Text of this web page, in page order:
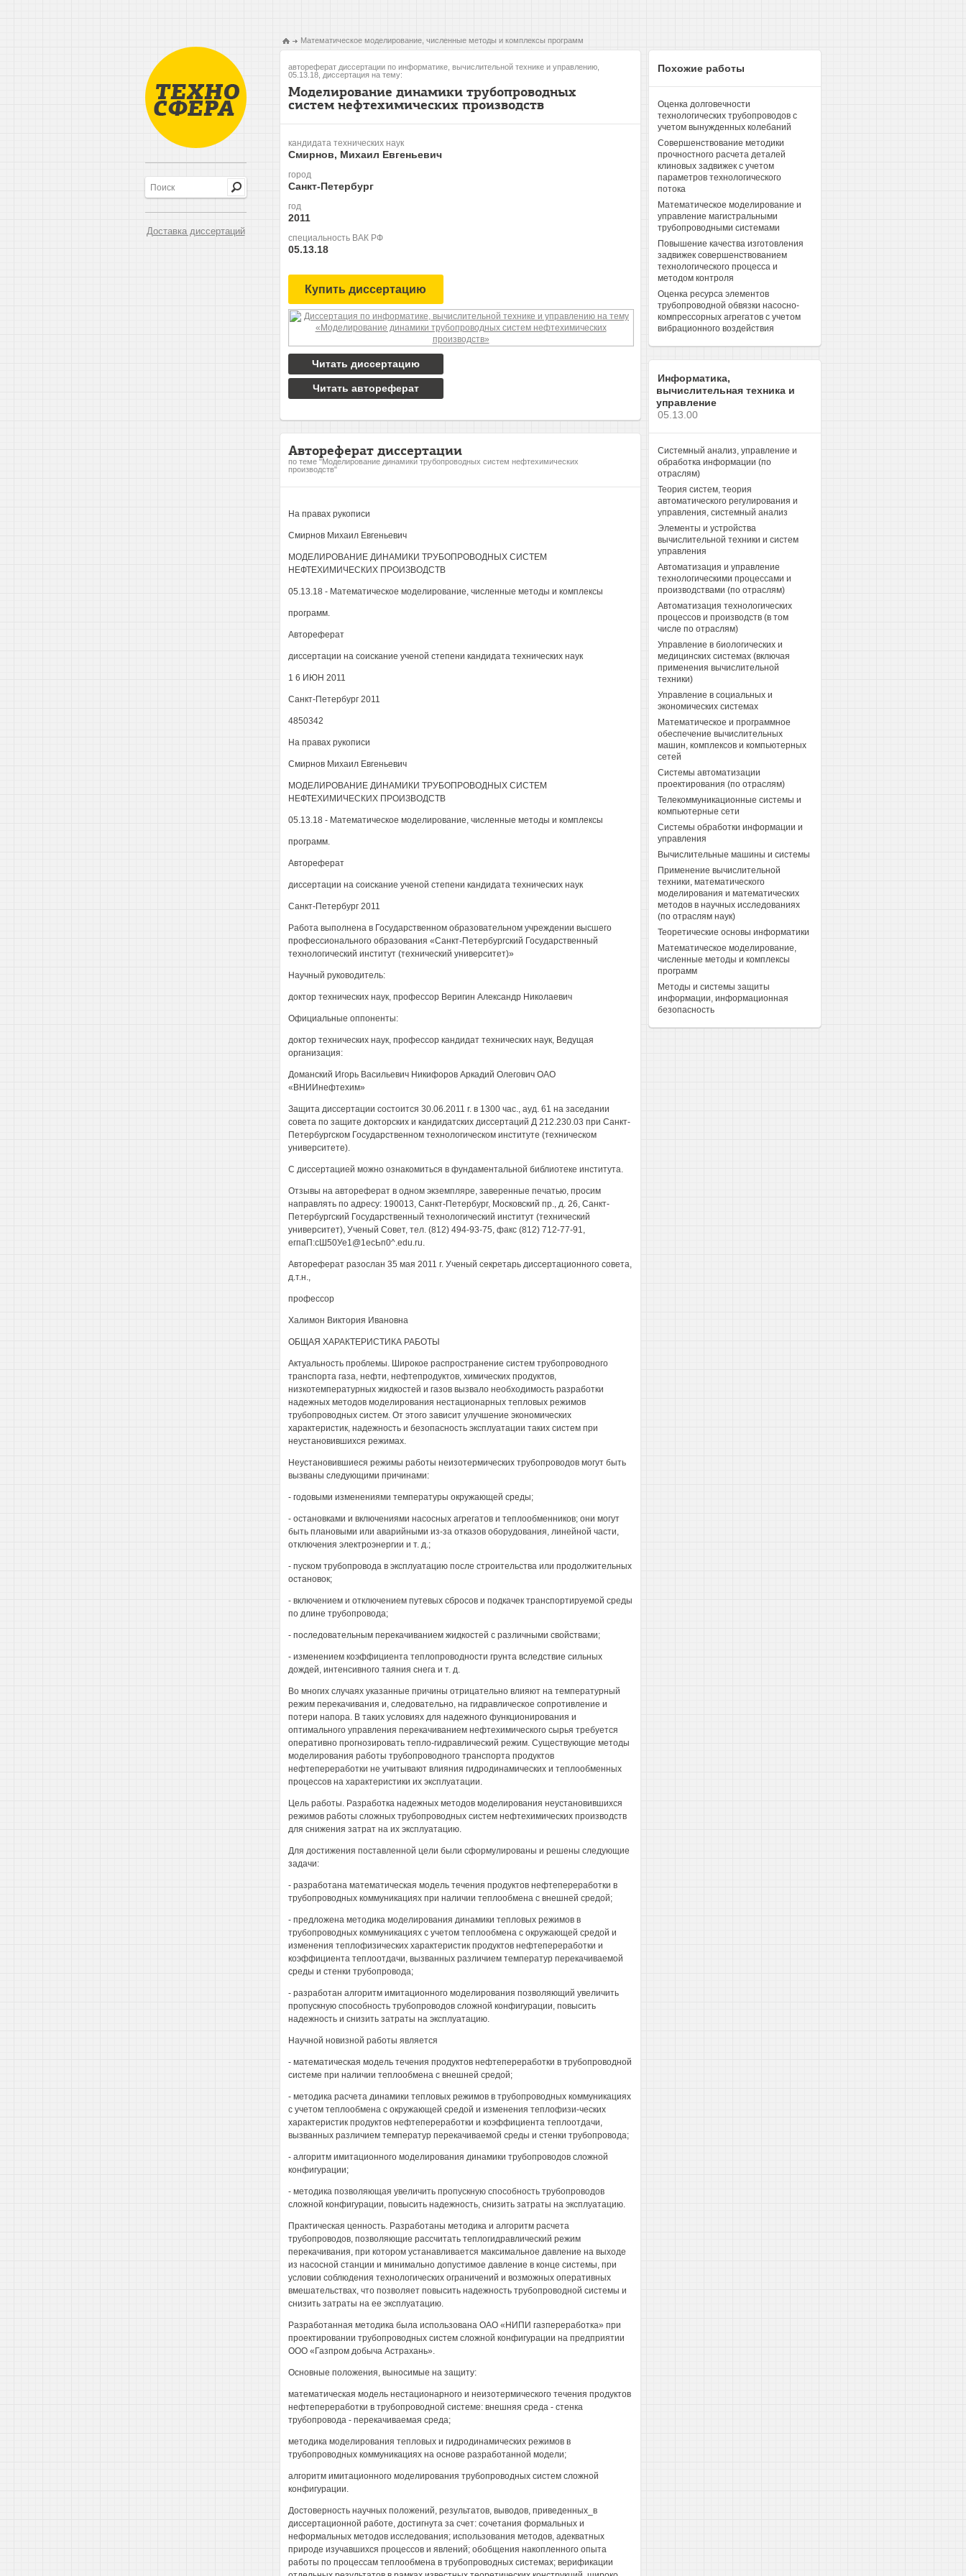
Доставка диссертаций
Математическое моделирование, численные методы и комплексы программ
автореферат диссертации по информатике, вычислительной технике и управлению,
05.13.18, диссертация на тему:
Моделирование динамики трубопроводных
систем нефтехимических производств
кандидата технических наук
Смирнов, Михаил Евгеньевич
город
Санкт-Петербург
год
2011
специальность ВАК РФ
05.13.18
Купить диссертацию
Читать диссертацию
Читать автореферат
Автореферат диссертации
по теме "Моделирование динамики трубопроводных систем нефтехимических
производств"
На правах рукописи
Смирнов Михаил Евгеньевич
МОДЕЛИРОВАНИЕ ДИНАМИКИ ТРУБОПРОВОДНЫХ СИСТЕМ
НЕФТЕХИМИЧЕСКИХ ПРОИЗВОДСТВ
05.13.18 - Математическое моделирование, численные методы и комплексы
программ.
Автореферат
диссертации на соискание ученой степени кандидата технических наук
1 6 ИЮН 2011
Санкт-Петербург 2011
4850342
На правах рукописи
Смирнов Михаил Евгеньевич
МОДЕЛИРОВАНИЕ ДИНАМИКИ ТРУБОПРОВОДНЫХ СИСТЕМ
НЕФТЕХИМИЧЕСКИХ ПРОИЗВОДСТВ
05.13.18 - Математическое моделирование, численные методы и комплексы
программ.
Автореферат
диссертации на соискание ученой степени кандидата технических наук
Санкт-Петербург 2011
Работа выполнена в Государственном образовательном учреждении высшего
профессионального образования «Санкт-Петербургский Государственный
технологический институт (технический университет)»
Научный руководитель:
доктор технических наук, профессор Веригин Александр Николаевич
Официальные оппоненты:
доктор технических наук, профессор кандидат технических наук, Ведущая
организация:
Доманский Игорь Васильевич Никифоров Аркадий Олегович ОАО
«ВНИИнефтехим»
Защита диссертации состоится 30.06.2011 г. в 1300 час., ауд. 61 на заседании
совета по защите докторских и кандидатских диссертаций Д 212.230.03 при Санкт-
Петербургском Государственном технологическом институте (техническом
университете).
С диссертацией можно ознакомиться в фундаментальной библиотеке института.
Отзывы на автореферат в одном экземпляре, заверенные печатью, просим
направлять по адресу: 190013, Санкт-Петербург, Московский пр., д. 26, Санкт-
Петербургский Государственный технологический институт (технический
университет), Ученый Совет, тел. (812) 494-93-75, факс (812) 712-77-91,
егпаП:сШ50Уе1@1есЬп0^.edu.ru.
Автореферат разослан 35 мая 2011 г. Ученый секретарь диссертационного совета,
д.т.н.,
профессор
Халимон Виктория Ивановна
ОБЩАЯ ХАРАКТЕРИСТИКА РАБОТЫ
Актуальность проблемы. Широкое распространение систем трубопроводного
транспорта газа, нефти, нефтепродуктов, химических продуктов,
низкотемпературных жидкостей и газов вызвало необходимость разработки
надежных методов моделирования нестационарных тепловых режимов
трубопроводных систем. От этого зависит улучшение экономических
характеристик, надежность и безопасность эксплуатации таких систем при
неустановившихся режимах.
Неустановившиеся режимы работы неизотермических трубопроводов могут быть
вызваны следующими причинами:
- годовыми изменениями температуры окружающей среды;
- остановками и включениями насосных агрегатов и теплообменников; они могут
быть плановыми или аварийными из-за отказов оборудования, линейной части,
отключения электроэнергии и т. д.;
- пуском трубопровода в эксплуатацию после строительства или продолжительных
остановок;
- включением и отключением путевых сбросов и подкачек транспортируемой среды
по длине трубопровода;
- последовательным перекачиванием жидкостей с различными свойствами;
- изменением коэффициента теплопроводности грунта вследствие сильных
дождей, интенсивного таяния снега и т. д.
Во многих случаях указанные причины отрицательно влияют на температурный
режим перекачивания и, следовательно, на гидравлическое сопротивление и
потери напора. В таких условиях для надежного функционирования и
оптимального управления перекачиванием нефтехимического сырья требуется
оперативно прогнозировать тепло-гидравлический режим. Существующие методы
моделирования работы трубопроводного транспорта продуктов
нефтепереработки не учитывают влияния гидродинамических и теплообменных
процессов на характеристики их эксплуатации.
Цель работы. Разработка надежных методов моделирования неустановившихся
режимов работы сложных трубопроводных систем нефтехимических производств
для снижения затрат на их эксплуатацию.
Для достижения поставленной цели были сформулированы и решены следующие
задачи:
- разработана математическая модель течения продуктов нефтепереработки в
трубопроводных коммуникациях при наличии теплообмена с внешней средой;
- предложена методика моделирования динамики тепловых режимов в
трубопроводных коммуникациях с учетом теплообмена с окружающей средой и
изменения теплофизических характеристик продуктов нефтепереработки и
коэффициента теплоотдачи, вызванных различием температур перекачиваемой
среды и стенки трубопровода;
- разработан алгоритм имитационного моделирования позволяющий увеличить
пропускную способность трубопроводов сложной конфигурации, повысить
надежность и снизить затраты на эксплуатацию.
Научной новизной работы является
- математическая модель течения продуктов нефтепереработки в трубопроводной
системе при наличии теплообмена с внешней средой;
- методика расчета динамики тепловых режимов в трубопроводных коммуникациях
с учетом теплообмена с окружающей средой и изменения теплофизи-ческих
характеристик продуктов нефтепереработки и коэффициента теплоотдачи,
вызванных различием температур перекачиваемой среды и стенки трубопровода;
- алгоритм имитационного моделирования динамики трубопроводов сложной
конфигурации;
- методика позволяющая увеличить пропускную способность трубопроводов
сложной конфигурации, повысить надежность, снизить затраты на эксплуатацию.
Практическая ценность. Разработаны методика и алгоритм расчета
трубопроводов, позволяющие рассчитать теплогидравлический режим
перекачивания, при котором устанавливается максимальное давление на выходе
из насосной станции и минимально допустимое давление в конце системы, при
условии соблюдения технологических ограничений и возможных оперативных
вмешательствах, что позволяет повысить надежность трубопроводной системы и
снизить затраты на ее эксплуатацию.
Разработанная методика была использована ОАО «НИПИ газпереработка» при
проектировании трубопроводных систем сложной конфигурации на предприятии
ООО «Газпром добыча Астрахань».
Основные положения, выносимые на защиту:
математическая модель нестационарного и неизотермического течения продуктов
нефтепереработки в трубопроводной системе: внешняя среда - стенка
трубопровода - перекачиваемая среда;
методика моделирования тепловых и гидродинамических режимов в
трубопроводных коммуникациях на основе разработанной модели;
алгоритм имитационного моделирования трубопроводных систем сложной
конфигурации.
Достоверность научных положений, результатов, выводов, приведенных_в
диссертационной работе, достигнута за счет: сочетания формальных и
неформальных методов исследования; использования методов, адекватных
природе изучавшихся процессов и явлений; обобщения накопленного опыта
работы по процессам теплообмена в трубопроводных системах; верификации
Похожие работы
Оценка долговечности
технологических трубопроводов с
учетом вынужденных колебаний
Совершенствование методики
прочностного расчета деталей
клиновых задвижек с учетом
параметров технологического
потока
Математическое моделирование и
управление магистральными
трубопроводными системами
Повышение качества изготовления
задвижек совершенствованием
технологического процесса и
методом контроля
Оценка ресурса элементов
трубопроводной обвязки насосно-
компрессорных агрегатов с учетом
вибрационного воздействия
Информатика,
вычислительная техника и
управление
05.13.00
Системный анализ, управление и
обработка информации (по
отраслям)
Теория систем, теория
автоматического регулирования и
управления, системный анализ
Элементы и устройства
вычислительной техники и систем
управления
Автоматизация и управление
технологическими процессами и
производствами (по отраслям)
Автоматизация технологических
процессов и производств (в том
числе по отраслям)
Управление в биологических и
медицинских системах (включая
применения вычислительной
техники)
Управление в социальных и
экономических системах
Математическое и программное
обеспечение вычислительных
машин, комплексов и компьютерных
сетей
Системы автоматизации
проектирования (по отраслям)
Телекоммуникационные системы и
компьютерные сети
Системы обработки информации и
управления
Вычислительные машины и системы
Применение вычислительной
техники, математического
моделирования и математических
методов в научных исследованиях
(по отраслям наук)
Теоретические основы информатики
Математическое моделирование,
численные методы и комплексы
программ
Методы и системы защиты
информации, информационная
безопасность